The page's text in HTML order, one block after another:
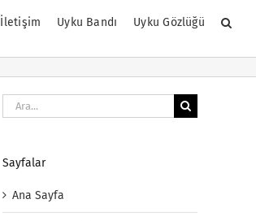
İletişim Uyku Bandı Uyku Gözlüğü
Ara:
Sayfalar
Ana Sayfa